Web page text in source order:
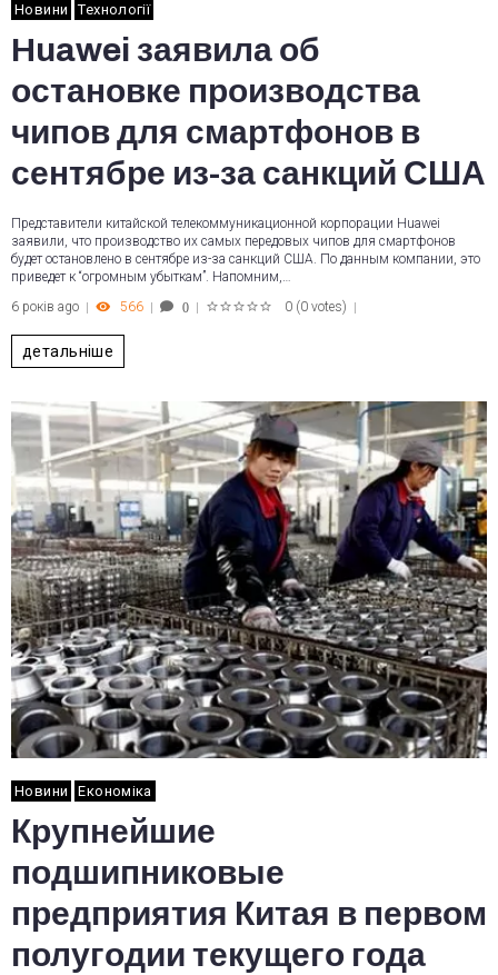
Новини Технології
Huawei заявила об
остановке производства
чипов для смартфонов в
сентябре из-за санкций США
Представители китайской телекоммуникационной корпорации Huawei
заявили, что производство их самых передовых чипов для смартфонов
будет остановлено в сентябре из-за санкций США. По данным компании, это
приведет к “огромным убыткам”. Напомним,…
6 років ago
566 0 0 (0 votes)
детальніше
Новини Економіка
Крупнейшие
подшипниковые
предприятия Китая в первом
полугодии текущего года